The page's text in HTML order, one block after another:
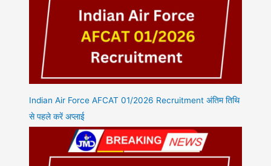
Indian Air Force AFCAT 01/2026 Recruitment अंतिम तिथि
से पहले करें अप्लाई